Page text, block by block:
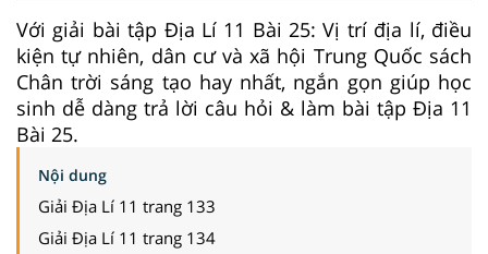
Với giải bài tập Địa Lí 11 Bài 25: Vị trí địa lí, điều
kiện tự nhiên, dân cư và xã hội Trung Quốc sách
Chân trời sáng tạo hay nhất, ngắn gọn giúp học
sinh dễ dàng trả lời câu hỏi & làm bài tập Địa 11
Bài 25.
Nội dung
Giải Địa Lí 11 trang 133
Giải Địa Lí 11 trang 134